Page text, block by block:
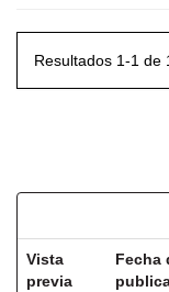
Resultados 1-1 de
Vista
previa
Fecha